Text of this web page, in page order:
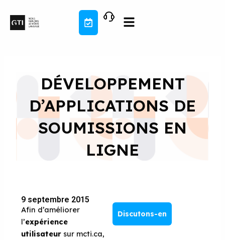
contenu
DÉVELOPPEMENT
D’APPLICATIONS DE
SOUMISSIONS EN
LIGNE
9 septembre 2015
Afin d’améliorer
l’expérience
utilisateur sur mcti.ca,
Discutons-en